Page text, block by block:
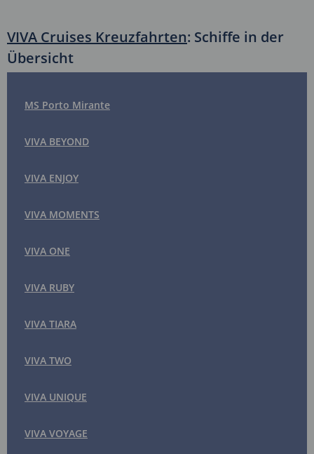
VIVA Cruises Kreuzfahrten: Schiffe in der
Übersicht
MS Porto Mirante
VIVA BEYOND
VIVA ENJOY
VIVA MOMENTS
VIVA ONE
VIVA RUBY
VIVA TIARA
VIVA TWO
VIVA UNIQUE
VIVA VOYAGE